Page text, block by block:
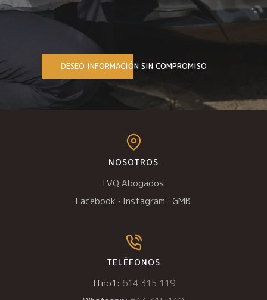
DESEO INFORMACIÓN SIN COMPROMISO
NOSOTROS
LVQ Abogados
Facebook · Instagram · GMB
TELÉFONOS
Tfno1: 614 315 119